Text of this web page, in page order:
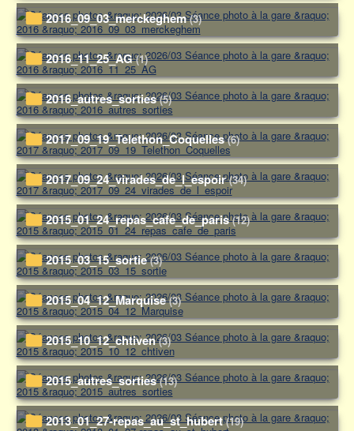
2016_09_03_merckeghem (3)
2016_11_25_AG (1)
2016_autres_sorties (5)
2017_09_19_Telethon_Coquelles (6)
2017_09_24_virades_de_l_espoir (34)
2015_01_24_repas_cafe_de_paris (12)
2015_03_15_sortie (3)
2015_04_12_Marquise (3)
2015_10_12_chtiven (3)
2015_autres_sorties (13)
2013_01_27-repas_au_st_hubert (19)